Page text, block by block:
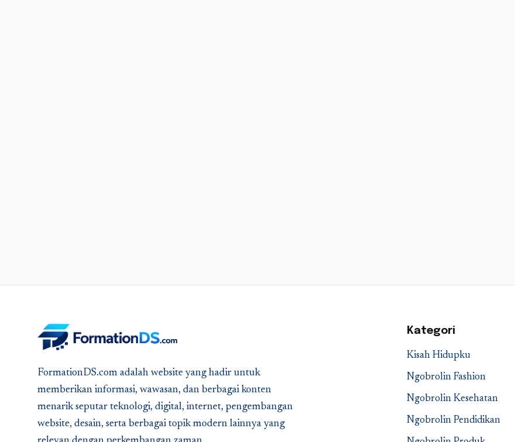
FormationDS.com adalah website yang hadir untuk
memberikan informasi, wawasan, dan berbagai konten
menarik seputar teknologi, digital, internet, pengembangan
website, desain, serta berbagai topik modern lainnya yang
Kategori
Kisah Hidupku
Ngobrolin Fashion
Ngobrolin Kesehatan
Ngobrolin Pendidikan